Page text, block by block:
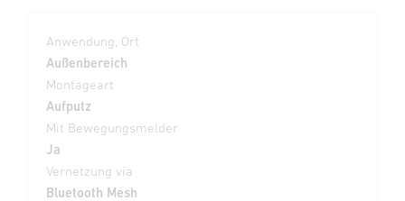
Anwendung, Ort
Außenbereich
Montageart
Aufputz
Mit Bewegungsmelder
Ja
Vernetzung via
Bluetooth Mesh